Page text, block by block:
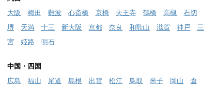
大阪
梅田 難波 心斎橋 京橋 天王寺 鶴橋 高槻
石切
堺
天満 十三 新大阪 京都 奈良 和歌山 滋賀 神戸
三
宮
姫路 明石
中国・四国
広島
福山 尾道 島根 出雲 松江 鳥取 米子 岡山
倉